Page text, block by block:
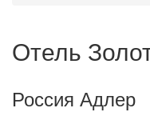
Отель
Россия Адлер